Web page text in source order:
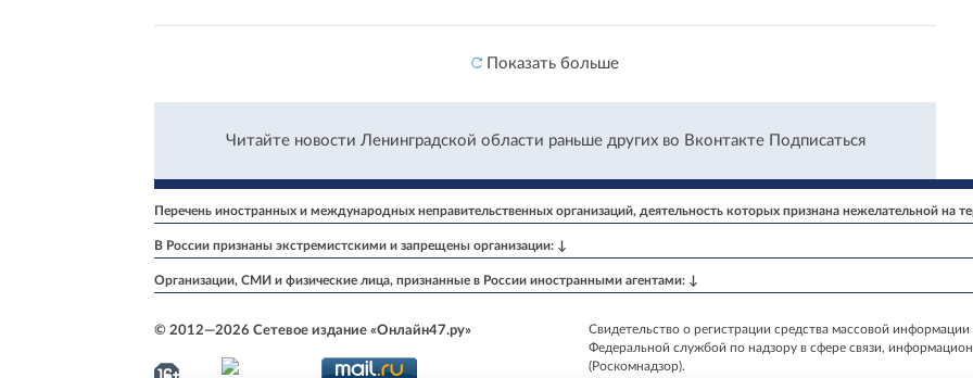
Показать больше
Читайте новости Ленинградской области раньше других во Вконтакте Подписаться
Перечень иностранных и международных неправительственных организаций, деятельность которых признана нежелательной на
В России признаны экстремистскими и запрещены организации: ↓
Организации, СМИ и физические лица, признанные в России иностранными агентами: ↓
Свидетельство о регистрации средства массовой
Федеральной службой по надзору в сфере связи,
(Роскомнадзор).
© 2012—2026 Сетевое издание «Онлайн47.ру»